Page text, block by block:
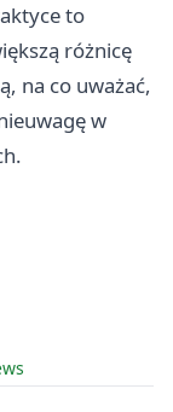
to
różnicę
na co uważać,
w